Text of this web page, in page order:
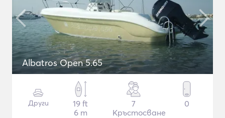
Albatros Open 5.65
Други
19 ft
6 m
7
Кръстосване
0